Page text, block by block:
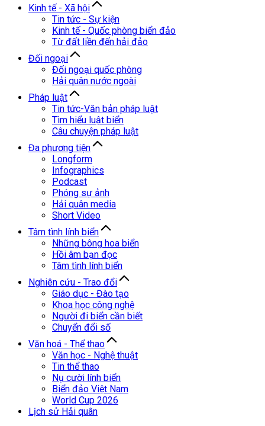
Kinh tế - Xã hội
Tin tức - Sự kiện
Kinh tế - Quốc phòng biển đảo
Từ đất liền đến hải đảo
Đối ngoại
Đối ngoại quốc phòng
Hải quân nước ngoài
Pháp luật
Tin tức-Văn bản pháp luật
Tìm hiểu luật biển
Câu chuyện pháp luật
Đa phương tiện
Longform
Infographics
Podcast
Phóng sự ảnh
Hải quân media
Short Video
Tâm tình lính biển
Những bông hoa biển
Hồi âm bạn đọc
Tâm tình lính biển
Nghiên cứu - Trao đổi
Giáo dục - Đào tạo
Khoa học công nghệ
Người đi biển cần biết
Chuyển đổi số
Văn hoá - Thể thao
Văn học - Nghệ thuật
Tin thể thao
Nụ cười lính biển
Biển đảo Việt Nam
World Cup 2026
Lịch sử Hải quân